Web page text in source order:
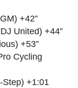
+42”
United) +44”
+53”
Cycling
Step) +1:01